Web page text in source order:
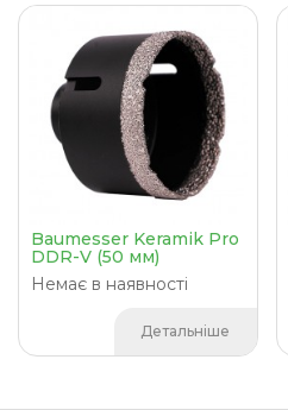
Baumesser Keramik Pro
DDR-V (50 мм)
Немає в наявності
Детальніше